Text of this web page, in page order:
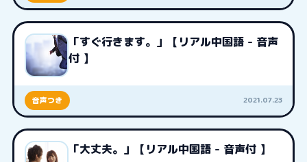
「すぐ行きます。」【リアル中国語 - 音声
付 】
音声つき 2021.07.23
「大丈夫。」【リアル中国語 - 音声付 】